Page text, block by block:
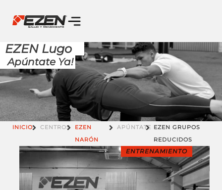
EZEN Lugo
Apúntate Ya!
ENTRENAMIENTO
INICIO CENTROS
EZEN
NARÓN
APÚNTATE EZEN GRUPOS
REDUCIDOS